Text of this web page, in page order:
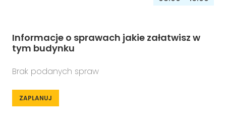
Informacje o sprawach jakie załatwisz w
tym budynku
Brak podanych spraw
ZAPLANUJ